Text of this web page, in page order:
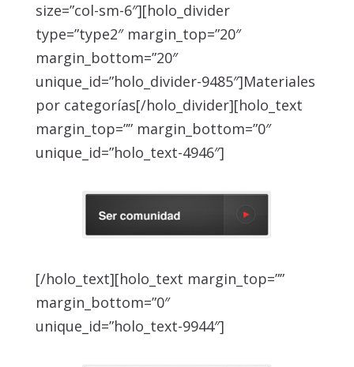
size=”col-sm-6″][holo_divider
type=”type2″ margin_top=”20″
margin_bottom=”20″
unique_id=”holo_divider-9485″]Materiales
por categorías[/holo_divider][holo_text
margin_top=”” margin_bottom=”0″
unique_id=”holo_text-4946″]
[/holo_text][holo_text margin_top=””
margin_bottom=”0″
unique_id=”holo_text-9944″]